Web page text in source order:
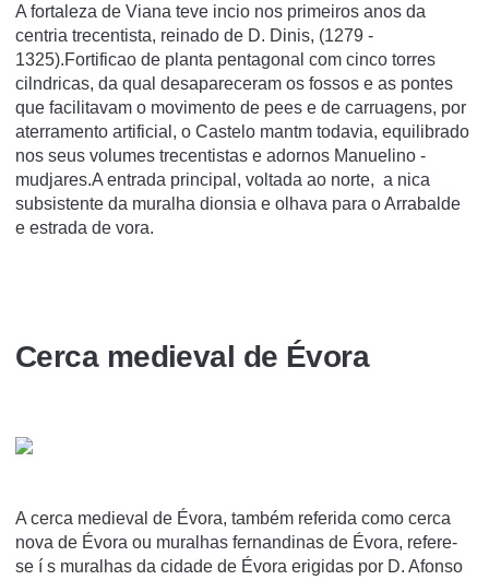
A fortaleza de Viana teve incio nos primeiros anos da
centria trecentista, reinado de D. Dinis, (1279 -
1325).Fortificao de planta pentagonal com cinco torres
cilndricas, da qual desapareceram os fossos e as pontes
que facilitavam o movimento de pees e de carruagens, por
aterramento artificial, o Castelo mantm todavia, equilibrado
nos seus volumes trecentistas e adornos Manuelino -
mudjares.A entrada principal, voltada ao norte, a nica
subsistente da muralha dionsia e olhava para o Arrabalde
e estrada de vora.
Cerca medieval de Évora
A cerca medieval de Évora, também referida como cerca
nova de Évora ou muralhas fernandinas de Évora, refere-
se í s muralhas da cidade de Évora erigidas por D. Afonso